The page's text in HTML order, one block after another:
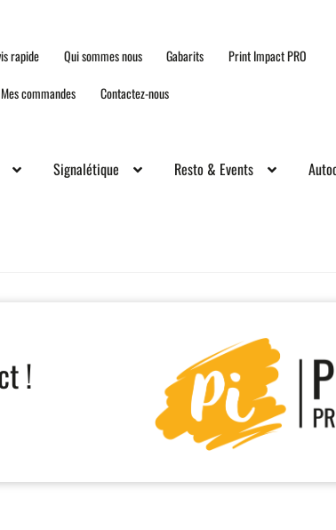
rapide Qui sommes nous Gabarits
Print Impact PRO
Mes commandes Contactez-nous
Signalétique Resto & Events
!